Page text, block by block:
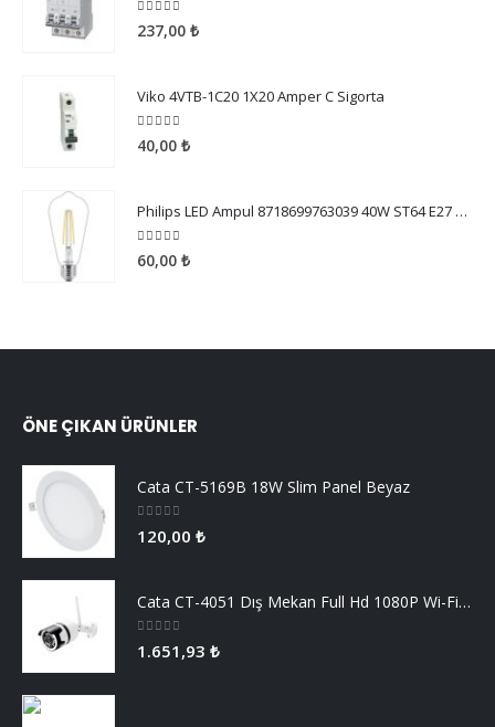
5.00 5 üzerinden
237,00 ₺
Viko 4VTB-1C20 1X20 Amper C Sigorta
5.005 üzerinden
40,00 ₺
Philips LED Ampul 8718699763039 40W ST64 E27 WW CL ND SRT4
5.005 üzerinden
60,00 ₺
ÖNE ÇIKAN ÜRÜNLER
Cata CT-5169B 18W Slim Panel Beyaz
0 5 üzerinden
120,00 ₺
Cata CT-4051 Dış Mekan Full Hd 1080P Wi-Fi Akıllı Kamera
0 5 üzerinden
1.651,93 ₺